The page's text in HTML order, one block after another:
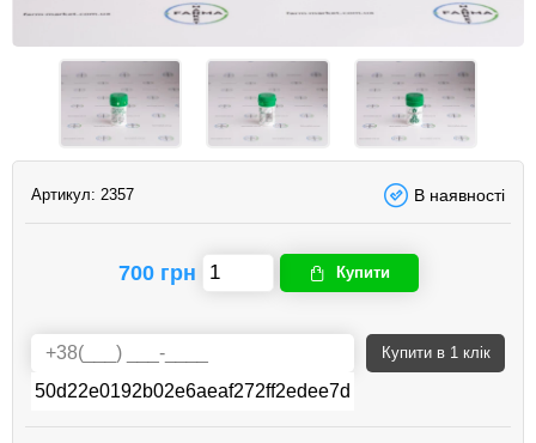
Артикул: 2357 В наявності
700 грн Купити
Купити в 1 клік